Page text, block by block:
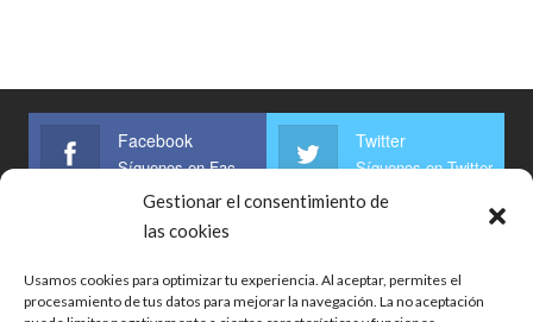
Gestionar el consentimiento de
las cookies
Usamos cookies para optimizar tu experiencia. Al aceptar, permites el
procesamiento de tus datos para mejorar la navegación. La no aceptación
Facebook
Síguenos en Facebook
Twitter
Síguenos en Twitter